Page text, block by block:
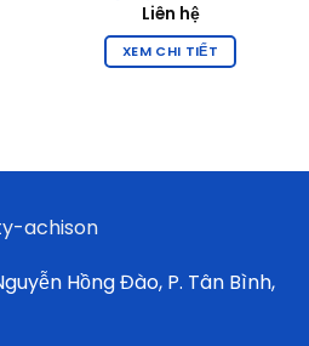
Liên hệ
XEM CHI TIẾT
Hồng Đào, P. Tân Bình,